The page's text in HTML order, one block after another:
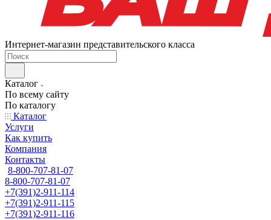
Интернет-магазин представительского класса
Каталог
По всему сайту
По каталогу
Каталог
Услуги
Как купить
Компания
Контакты
8-800-707-81-07
8-800-707-81-07
+7(391)2-911-114
+7(391)2-911-115
+7(391)2-911-116